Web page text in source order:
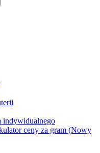
indywidualnego
ceny za gram (Nowy